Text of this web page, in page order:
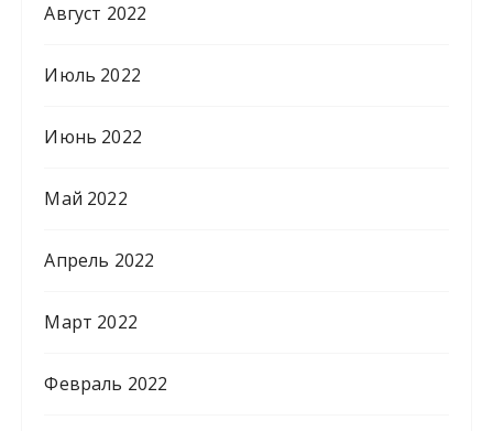
Август 2022
Июль 2022
Июнь 2022
Май 2022
Апрель 2022
Март 2022
Февраль 2022